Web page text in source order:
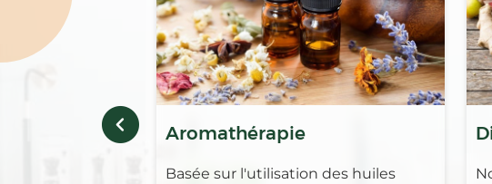
Aromathérapie
Basée sur l'utilisation des huiles